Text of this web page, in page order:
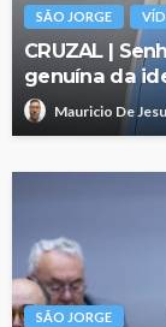
SÃO JORGE
CRUZAL |
genuína da
Mauricio De
SÃO JORGE